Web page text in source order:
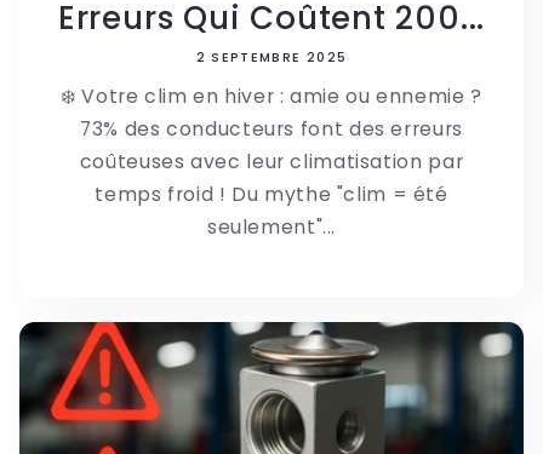
Erreurs Qui Coûtent 200...
2 SEPTEMBRE 2025
❄️ Votre clim en hiver : amie ou ennemie ?
73% des conducteurs font des erreurs
coûteuses avec leur climatisation par
temps froid ! Du mythe "clim = été
seulement"...